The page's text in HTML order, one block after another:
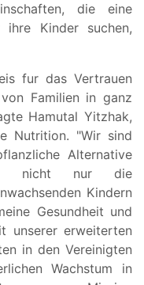
die eine
ihre Kinder suchen,
fur das Vertrauen
Familien in ganz
Hamutal Yitzhak,
Nutrition. "Wir sind
Alternative
nicht nur die
Kindern
Gesundheit und
unserer erweiterten
in den Vereinigten
Wachstum in